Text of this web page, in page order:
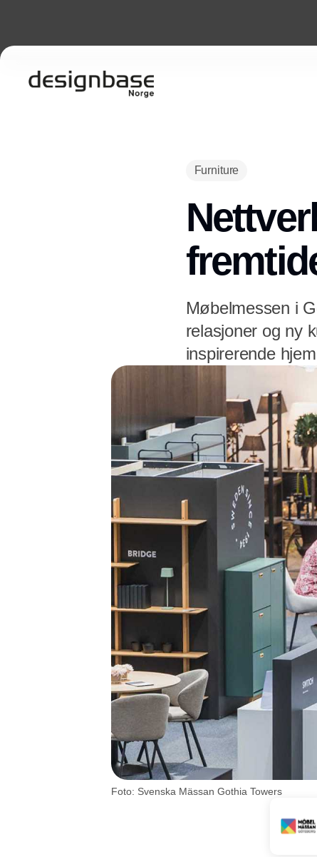
Furniture
Møbelmessen i
relasjoner og ny
inspirerende
Foto: Svenska Mässan Gothia Towers